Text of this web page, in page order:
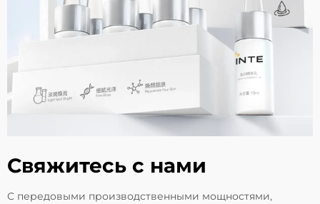
Свяжитесь с нами
С передовыми производственными мощностями,